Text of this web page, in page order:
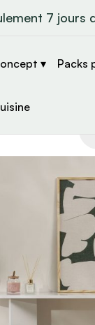
7 jours
▾ Packs
de